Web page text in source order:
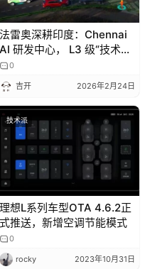
法雷奥深耕印度：Chennai
AI 研发中心， L3 级“技术平
权”新引擎
0
吉开 2026年2月24日
技术派
理想L系列车型OTA 4.6.2正
式推送，新增空调节能模式
0
rocky 2023年10月31日